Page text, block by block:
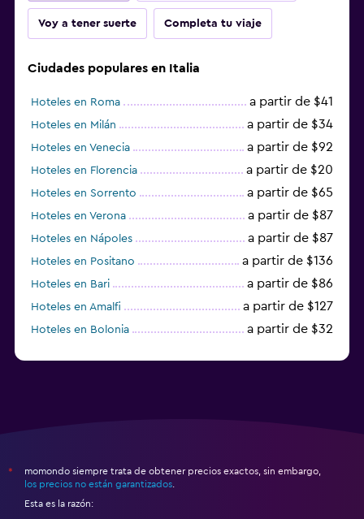
Voy a tener suerte Completa tu viaje
Ciudades populares en Italia
Hoteles en Roma a partir de $41
Hoteles en Milán a partir de $34
Hoteles en Venecia a partir de $92
Hoteles en Florencia a partir de $20
Hoteles en Sorrento a partir de $65
Hoteles en Verona a partir de $87
Hoteles en Nápoles a partir de $87
Hoteles en Positano a partir de $136
Hoteles en Bari a partir de $86
Hoteles en Amalfi a partir de $127
Hoteles en Bolonia a partir de $32
*
momondo siempre trata de obtener precios exactos, sin embargo,
los precios no están garantizados
Esta es la razón: